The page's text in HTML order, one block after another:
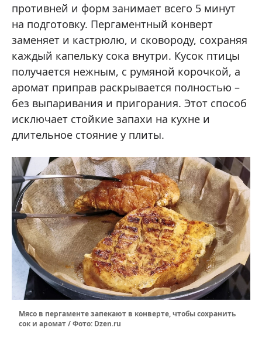
противней и форм занимает всего 5 минут
на подготовку. Пергаментный конверт
заменяет и кастрюлю, и сковороду, сохраняя
каждый капельку сока внутри. Кусок птицы
получается нежным, с румяной корочкой, а
аромат приправ раскрывается полностью –
без выпаривания и пригорания. Этот способ
исключает стойкие запахи на кухне и
длительное стояние у плиты.
Мясо в пергаменте запекают в конверте, чтобы сохранить
сок и аромат / Фото: Dzen.ru